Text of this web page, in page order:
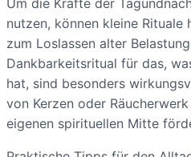
Um die Kräfte der
nutzen, können kleine Rituale
zum Loslassen alter
Dankbarkeitsritual für das,
hat, sind besonders
von Kerzen oder
eigenen spirituellen Mitte